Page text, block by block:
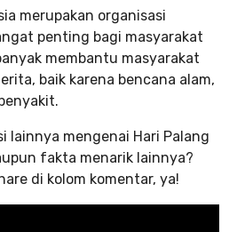
merupakan organisasi
penting bagi masyarakat
membantu masyarakat
baik karena bencana alam,
lainnya mengenai Hari Palang
fakta menarik lainnya?
di kolom komentar, ya!